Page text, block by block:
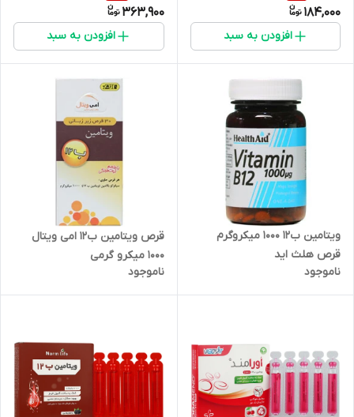
184,000
افزودن به سبد
363,900
افزودن به سبد
ویتامین ب12 1000 میکروگرم
قرص هلث اید
ناموجود
قرص ویتامین ب12 امی ویتال
1000 میکرو گرمی
ناموجود